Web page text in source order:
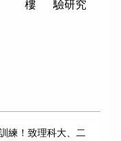
樓
驗研究
練！致理科大、二